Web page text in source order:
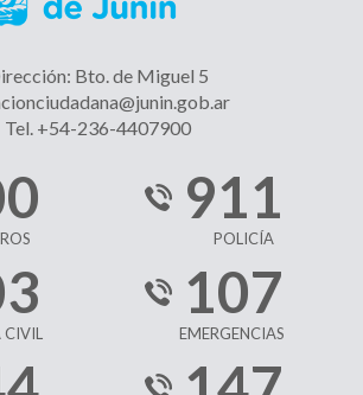
Bto. de Miguel 5
Tel. +54-236-4407900
911
POLICÍA
CIVIL
107
EMERGENCIAS